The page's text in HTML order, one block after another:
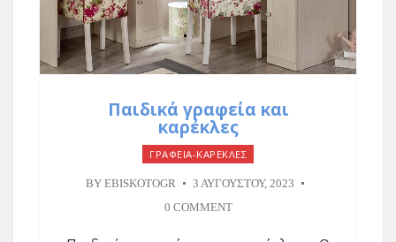
Παιδικά γραφεία και
καρέκλες
ΓΡΑΦΕΙΑ-ΚΑΡΕΚΛΕΣ
BY EBISKOTOGR
3 ΑΥΓΟΎΣΤΟΥ, 2023
0 COMMENT